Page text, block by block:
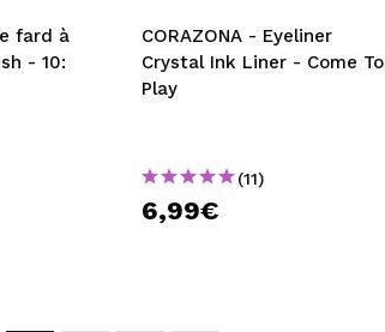
fard à
- 10:
CORAZONA - Eyeliner
Crystal Ink Liner - Come To
Play
(11)
6,99€